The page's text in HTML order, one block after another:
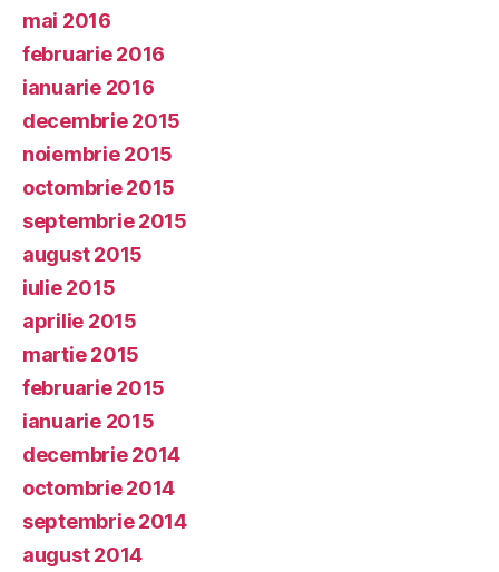
mai 2016
februarie 2016
ianuarie 2016
decembrie 2015
noiembrie 2015
octombrie 2015
septembrie 2015
august 2015
iulie 2015
aprilie 2015
martie 2015
februarie 2015
ianuarie 2015
decembrie 2014
octombrie 2014
septembrie 2014
august 2014